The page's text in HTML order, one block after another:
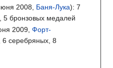
2008, Баня-Лука): 7
5 бронзовых медалей
2009,Форт-
6 серебряных, 8